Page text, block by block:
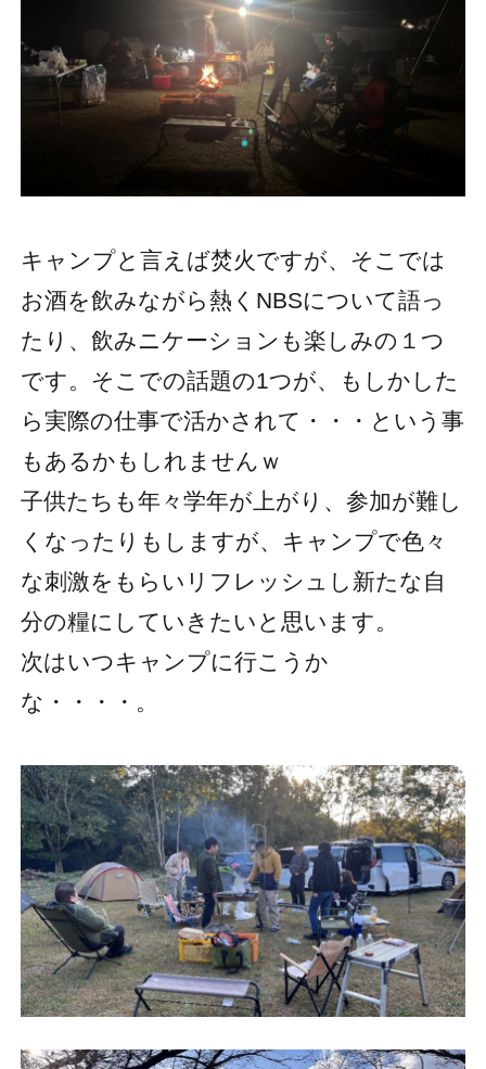
キャンプと言えば焚火ですが、そこでは
お酒を飲みながら熱くNBSについて語っ
たり、飲みニケーションも楽しみの１つ
です。そこでの話題の1つが、もしかした
ら実際の仕事で活かされて・・・という事
もあるかもしれませんｗ
子供たちも年々学年が上がり、参加が難し
くなったりもしますが、キャンプで色々
な刺激をもらいリフレッシュし新たな自
分の糧にしていきたいと思います。
次はいつキャンプに行こうか
な・・・・。